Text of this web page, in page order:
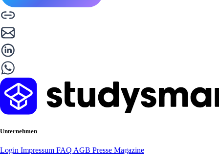
Unternehmen
Login Impressum FAQ AGB Presse Magazine